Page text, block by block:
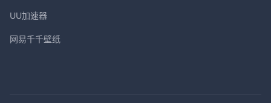
UU加速器
网易千千壁纸